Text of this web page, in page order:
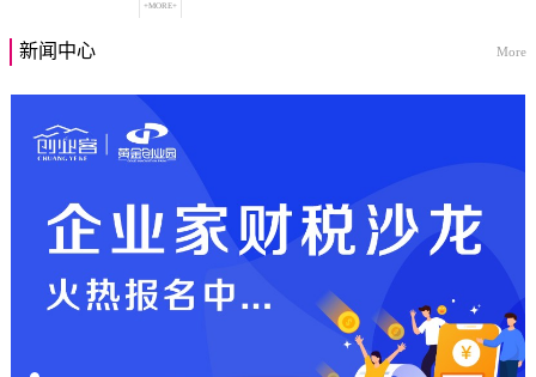
+MORE+
新闻中心 More